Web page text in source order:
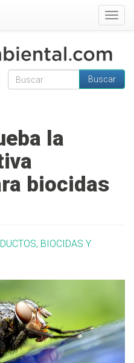
Formulario de
Buscar
la
biocidas
BIOCIDAS Y